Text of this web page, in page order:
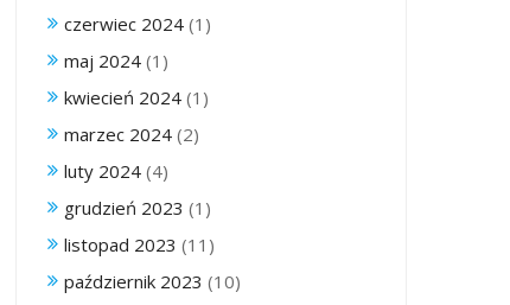
czerwiec 2024 (1)
maj 2024 (1)
kwiecień 2024 (1)
marzec 2024 (2)
luty 2024 (4)
grudzień 2023 (1)
listopad 2023 (11)
październik 2023 (10)